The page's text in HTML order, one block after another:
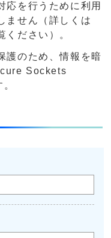
応を行うために利用
ません（詳しくは
ください）。
護のため、情報を暗
Sockets